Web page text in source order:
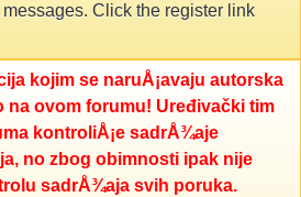
Click the register link
kojim se naruÅ¡avaju autorska
na ovom forumu! Uređivački tim
kontroliÅ¡e sadrÅ¾aje
no zbog obimnosti ipak nije
sadrÅ¾aja svih poruka.